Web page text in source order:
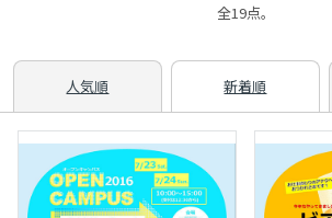
全19点。
人気順 新着順